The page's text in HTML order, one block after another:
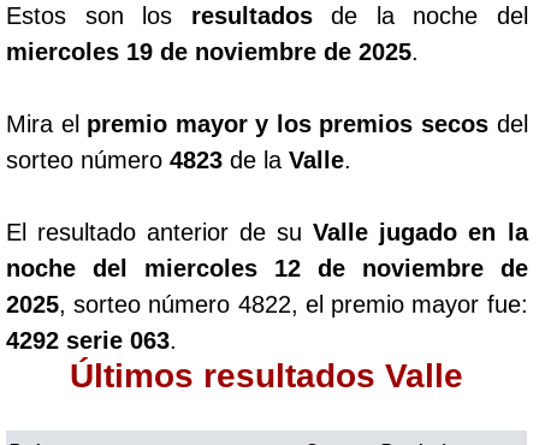
Estos son los resultadosde la noche del
miercoles 19 de noviembre de 2025.
Mira el premio mayor y los premios secosdel
sorteo número 4823 de la Valle.
El resultado anterior de suValle jugado en la
noche del miercoles 12 de noviembre de
2025, sorteo número 4822, el premio mayor fue:
4292 serie 063.
Últimos resultados Valle